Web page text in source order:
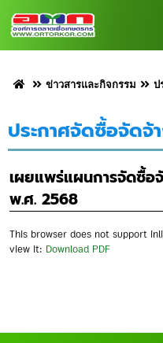
ข่าวสารและกิจกรรม ป
ประกาศจัดซื้อจัดจ้
เผยแพร่แผนการจัดซื้อ
พ.ศ. 2568
This browser does not support
view it: Download PDF